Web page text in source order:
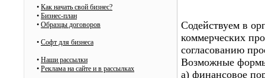
• Как начать свой бизнес?
• Бизнес-план
• Образцы договоров
• Cофт для бизнеса
• Наши рассылки
• Реклама на сайте и в рассылках
Содействуем в
коммерческих
согласованию
Возможные
а) финансовое